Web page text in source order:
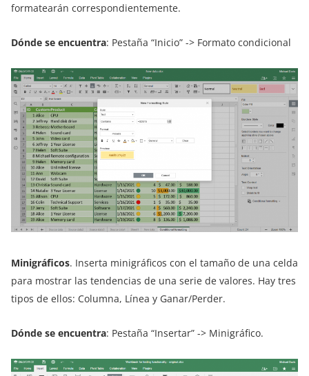
formatearán correspondientemente.
Dónde se encuentra: Pestaña “Inicio” -> Formato condicional
Minigráficos. Inserta minigráficos con el tamaño de una celda
para mostrar las tendencias de una serie de valores. Hay tres
tipos de ellos: Columna, Línea y Ganar/Perder.
Dónde se encuentra: Pestaña “Insertar” -> Minigráfico.